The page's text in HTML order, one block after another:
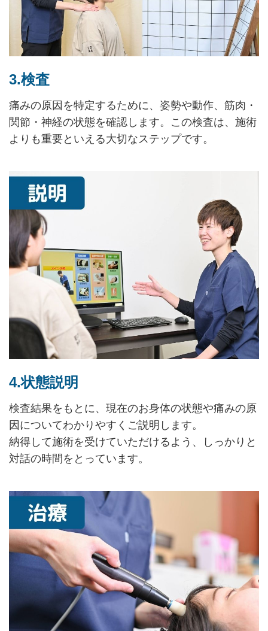
3.検査
痛みの原因を特定するために、姿勢や動作、筋肉・
関節・神経の状態を確認します。この検査は、施術
よりも重要といえる大切なステップです。
4.状態説明
検査結果をもとに、現在のお身体の状態や痛みの原
因についてわかりやすくご説明します。
納得して施術を受けていただけるよう、しっかりと
対話の時間をとっています。